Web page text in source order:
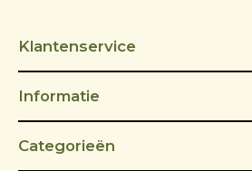
Klantenservice
Informatie
Categorieën